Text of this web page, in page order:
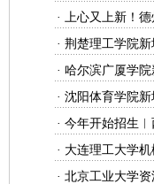
· 上心又上新！德
· 荆楚理工学院
· 哈尔滨广厦学院
· 沈阳体育学院
· 今年开始招生
· 大连理工大学
· 北京工业大学